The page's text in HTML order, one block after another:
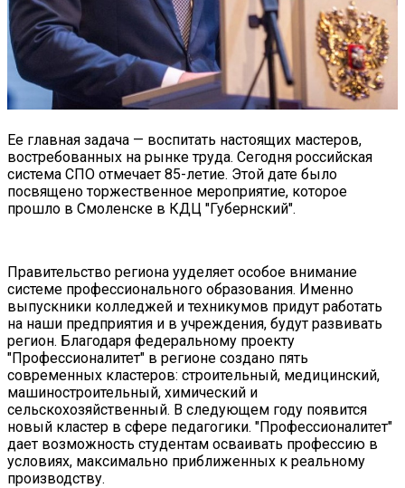
Ее главная задача — воспитать настоящих мастеров,
востребованных на рынке труда. Сегодня российская
система СПО отмечает 85-летие. Этой дате было
посвящено торжественное мероприятие, которое
прошло в Смоленске в КДЦ "Губернский".
Правительство региона ууделяет особое внимание
системе профессионального образования. Именно
выпускники колледжей и техникумов придут работать
на наши предприятия и в учреждения, будут развивать
регион. Благодаря федеральному проекту
"Профессионалитет" в регионе создано пять
современных кластеров: строительный, медицинский,
машиностроительный, химический и
сельскохозяйственный. В следующем году появится
новый кластер в сфере педагогики. "Профессионалитет"
дает возможность студентам осваивать профессию в
условиях, максимально приближенных к реальному
производству.